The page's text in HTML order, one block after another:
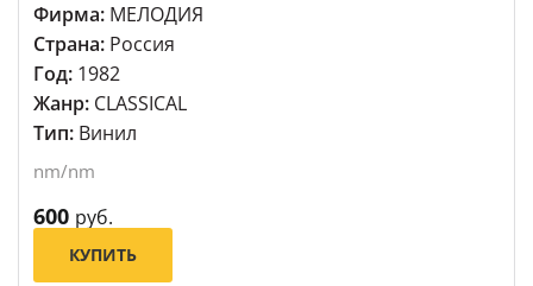
Фирма: МЕЛОДИЯ
Страна: Россия
Год: 1982
Жанр: CLASSICAL
Тип: Винил
nm/nm
600 руб.
КУПИТЬ